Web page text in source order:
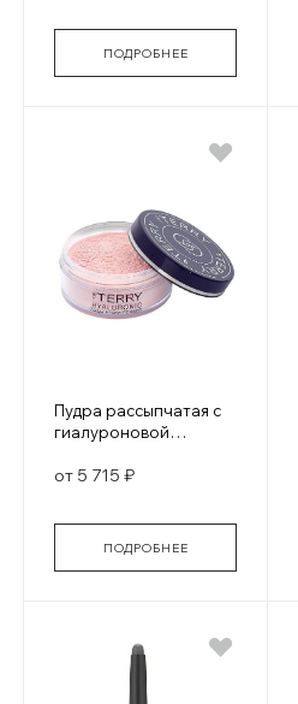
ПОДРОБНЕЕ
Пудра рассыпчатая с
гиалуроновой
Hydra-Powder
от 5 715 ₽
ПОДРОБНЕЕ